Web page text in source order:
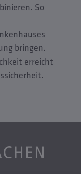
So
bringen.
erreicht